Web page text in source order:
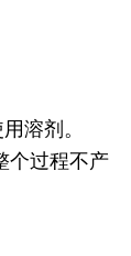
溶剂。
个过程不产